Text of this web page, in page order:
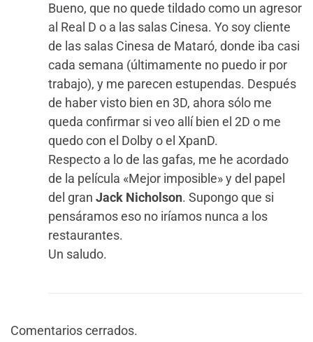
Bueno, que no quede tildado como un agresor
al Real D o a las salas Cinesa. Yo soy cliente
de las salas Cinesa de Mataró, donde iba casi
cada semana (últimamente no puedo ir por
trabajo), y me parecen estupendas. Después
de haber visto bien en 3D, ahora sólo me
queda confirmar si veo allí bien el 2D o me
quedo con el Dolby o el XpanD.
Respecto a lo de las gafas, me he acordado
de la película «Mejor imposible» y del papel
del gran Jack Nicholson. Supongo que si
pensáramos eso no iríamos nunca a los
restaurantes.
Un saludo.
Comentarios cerrados.